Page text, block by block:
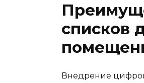
списков
Внедрение